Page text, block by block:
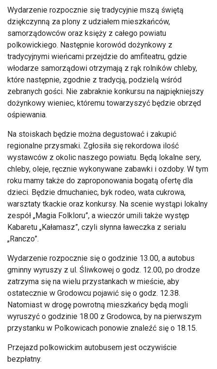
Wydarzenie rozpocznie się tradycyjnie mszą świętą
dziękczynną za plony z udziałem mieszkańców,
samorządowców oraz księży z całego powiatu
polkowickiego. Następnie korowód dożynkowy z
tradycyjnymi wieńcami przejdzie do amfiteatru, gdzie
włodarze samorządowi otrzymają z rąk rolników chleby,
które następnie, zgodnie z tradycją, podzielą wśród
zebranych gości. Nie zabraknie konkursu na najpiękniejszy
dożynkowy wieniec, któremu towarzyszyć będzie obrzęd
ośpiewania.
Na stoiskach będzie można degustować i zakupić
regionalne przysmaki. Zgłosiła się rekordowa ilość
wystawców z okolic naszego powiatu. Będą lokalne sery,
chleby, oleje, ręcznie wykonywane zabawki i ozdoby. W tym
roku mamy także do zaproponowania bogatą ofertę dla
dzieci. Będzie dmuchaniec, byk rodeo, wata cukrowa,
warsztaty tkackie oraz konkursy. Na scenie wystąpi lokalny
zespół „Magia Folkloru”, a wieczór umili także występ
Kabaretu „Kałamasz”, czyli słynna ławeczka z serialu
„Ranczo”.
Wydarzenie rozpocznie się o godzinie 13.00, a autobus
gminny wyruszy z ul. Śliwkowej o godz. 12.00, po drodze
zatrzyma się na wielu przystankach w mieście, aby
ostatecznie w Grodowcu pojawić się o godz. 12.38.
Natomiast w drogę powrotną mieszkańcy będą mogli
wyruszyć o godzinie 18.00 z Grodowca, by na pierwszym
przystanku w Polkowicach ponowie znaleźć się o 18.15.
Przejazd polkowickim autobusem jest oczywiście
bezpłatny.